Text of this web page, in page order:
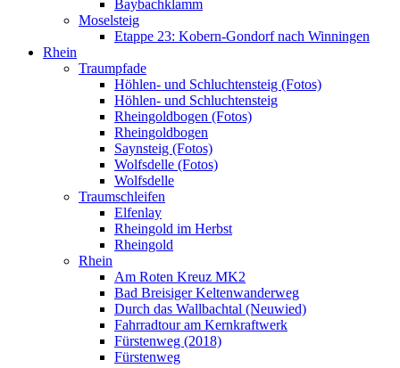
Baybachklamm
Moselsteig
Etappe 23: Kobern-Gondorf nach Winningen
Rhein
Traumpfade
Höhlen- und Schluchtensteig (Fotos)
Höhlen- und Schluchtensteig
Rheingoldbogen (Fotos)
Rheingoldbogen
Saynsteig (Fotos)
Wolfsdelle (Fotos)
Wolfsdelle
Traumschleifen
Elfenlay
Rheingold im Herbst
Rheingold
Rhein
Am Roten Kreuz MK2
Bad Breisiger Keltenwanderweg
Durch das Wallbachtal (Neuwied)
Fahrradtour am Kernkraftwerk
Fürstenweg (2018)
Fürstenweg